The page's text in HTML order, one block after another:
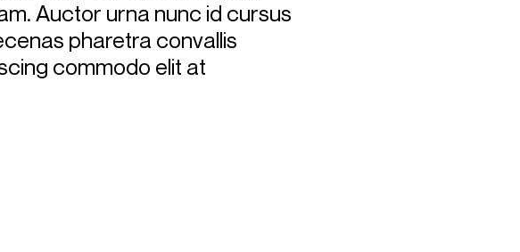
Auctor urna nunc id cursus
pharetra convallis
commodo elit at